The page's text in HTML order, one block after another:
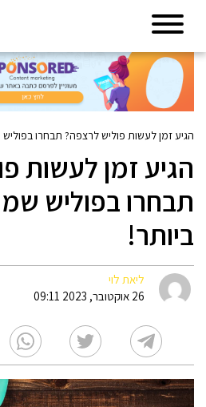
הגיע זמן לעשות פוליש לרצפה? תבחרו
הגיע זמן לעשות
תבחרו בפוליש
ביותר!
ליאת לוי
26 אוקטובר, 2023 09:11